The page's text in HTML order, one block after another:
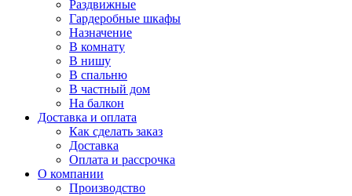
Раздвижные
Гардеробные шкафы
Назначение
В комнату
В нишу
В спальню
В частный дом
На балкон
Доставка и оплата
Как сделать заказ
Доставка
Оплата и рассрочка
О компании
Производство